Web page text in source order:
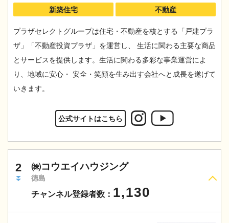
新築住宅 不動産
プラザセレクトグループは住宅・不動産を核とする「戸建プラ
ザ」「不動産投資プラザ」を運営し、 生活に関わる主要な商品
とサービスを提供します。生活に関わる多彩な事業運営によ
り、地域に安心・ 安全・笑顔を生み出す会社へと成長を遂げて
いきます。
公式サイトはこちら
2 ㈱コウエイハウジング
徳島
チャンネル登録者数： 1,130